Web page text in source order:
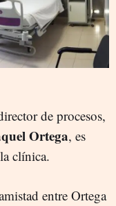
de procesos,
Ortega, es
clínica.
entre Ortega